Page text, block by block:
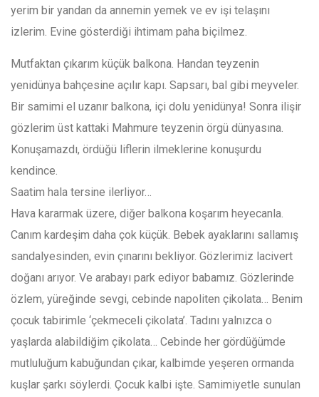
yerim bir yandan da annemin yemek ve ev işi telaşını
izlerim. Evine gösterdiği ihtimam paha biçilmez.
Mutfaktan çıkarım küçük balkona. Handan teyzenin
yenidünya bahçesine açılır kapı. Sapsarı, bal gibi meyveler.
Bir samimi el uzanır balkona, içi dolu yenidünya! Sonra ilişir
gözlerim üst kattaki Mahmure teyzenin örgü dünyasına.
Konuşamazdı, ördüğü liflerin ilmeklerine konuşurdu
kendince.
Saatim hala tersine ilerliyor…
Hava kararmak üzere, diğer balkona koşarım heyecanla.
Canım kardeşim daha çok küçük. Bebek ayaklarını sallamış
sandalyesinden, evin çınarını bekliyor. Gözlerimiz lacivert
doğanı arıyor. Ve arabayı park ediyor babamız. Gözlerinde
özlem, yüreğinde sevgi, cebinde napoliten çikolata… Benim
çocuk tabirimle ‘çekmeceli çikolata’. Tadını yalnızca o
yaşlarda alabildiğim çikolata… Cebinde her gördüğümde
mutluluğum kabuğundan çıkar, kalbimde yeşeren ormanda
kuşlar şarkı söylerdi. Çocuk kalbi işte. Samimiyetle sunulan